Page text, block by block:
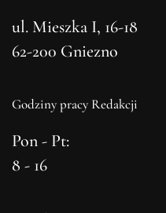
ul. Mieszka I, 16-18
62-200 Gniezno
Godziny pracy Redakcji
Pon - Pt:
8 - 16